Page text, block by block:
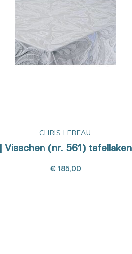
CHRIS LEBEAU
| Visschen (nr. 561) tafellaken
€ 185,00